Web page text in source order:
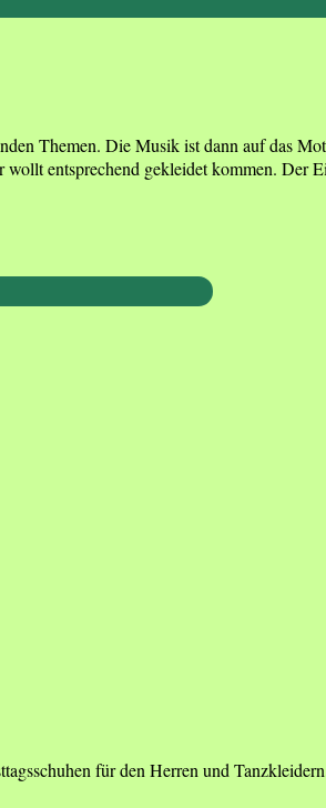
Themen. Die Musik ist dann auf das
entsprechend gekleidet kommen. Der
für den Herren und